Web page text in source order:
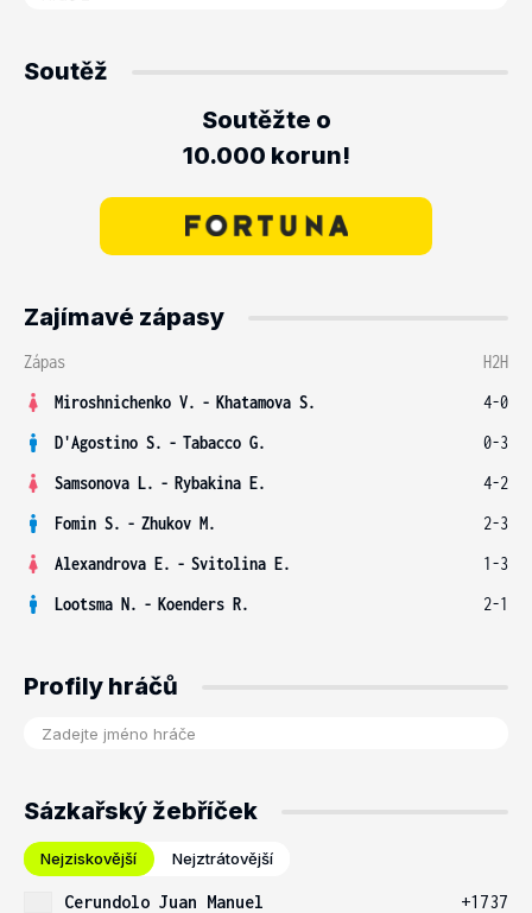
Soutěž
Soutěžte o
10.000 korun!
Zajímavé zápasy
Zápas
H2H
Miroshnichenko V. - Khatamova S.
4-0
D'Agostino S. - Tabacco G.
0-3
Samsonova L. - Rybakina E.
4-2
Fomin S. - Zhukov M.
2-3
Alexandrova E. - Svitolina E.
1-3
Lootsma N. - Koenders R. 2-1
Profily hráčů
Sázkařský žebříček
Nejziskovější Nejztrátovější
Cerundolo Juan Manuel
+1737